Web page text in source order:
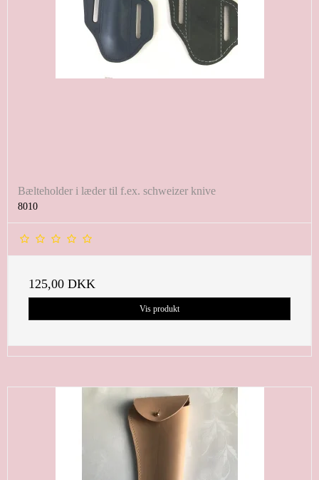
Bælteholder i læder til f.ex. schweizer knive
8010
125,00 DKK
Vis produkt